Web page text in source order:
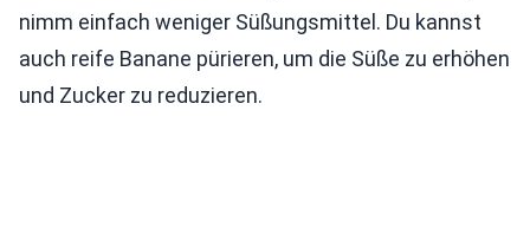
nimm einfach weniger Süßungsmittel. Du kannst
auch reife Banane pürieren, um die Süße zu erhöhen
und Zucker zu reduzieren.